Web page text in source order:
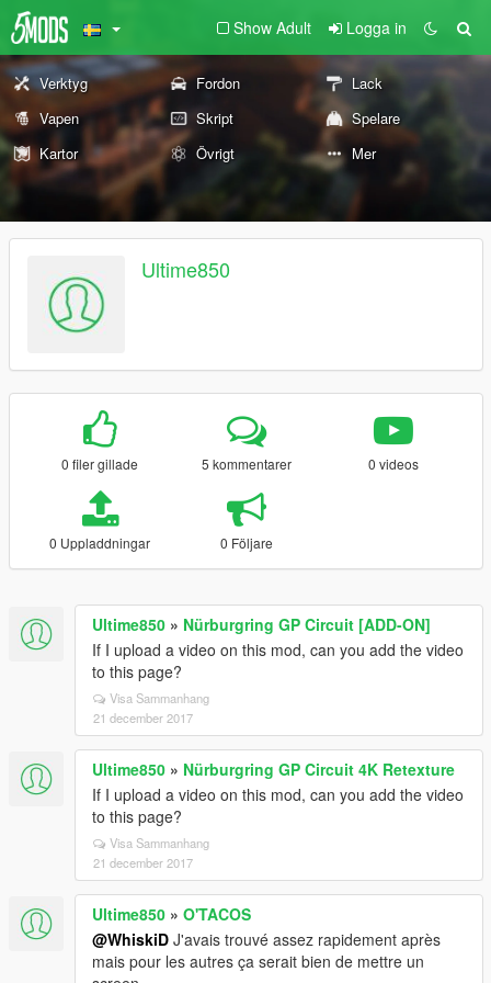
Show Adult Logga in
Verktyg Fordon
Lack
Vapen
Skript
Spelare
Kartor
Övrigt Mer
Ultime850
0 filer gillade 5 kommentarer 0 videos
0 Uppladdningar 0 Följare
Ultime850 » Nürburgring GP Circuit [ADD-ON]
If I upload a video on this mod, can you add the video
to this page?
Visa Sammanhang
21 december 2017
Ultime850 » Nürburgring GP Circuit 4K Retexture
If I upload a video on this mod, can you add the video
to this page?
Visa Sammanhang
21 december 2017
Ultime850 » O'TACOS
@WhiskiD J'avais trouvé assez rapidement après
mais pour les autres ça serait bien de mettre un